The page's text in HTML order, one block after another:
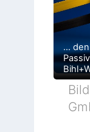
… den